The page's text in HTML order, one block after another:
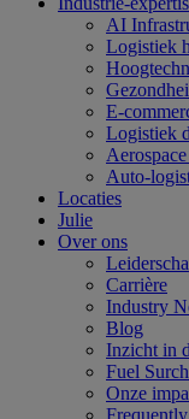
AI
Logistiek
E-
Logistiek
Auto-
Locaties
Julie
Over ons
Carrière
Industry
Blog
Inzicht in
Fuel
Onze